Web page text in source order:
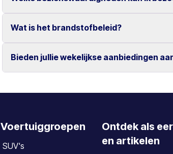
Ja, wijzigingen en annuleringen zijn
Annuleren dient minimaal 2 dagen vóór
Bezoek populaire locaties zoals Knossos,
Wat is het brandstofbeleid?
De auto dient te worden ingeleverd met
Bieden jullie wekelijkse aanbiedingen
Ja, wij bieden speciale wekelijkse tarieven
Voertuiggroepen
SUV's
Ontdek als
en artikelen